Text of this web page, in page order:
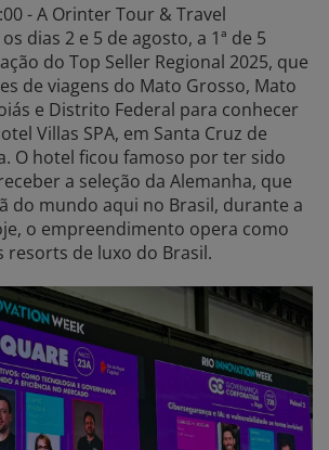
- A Orinter Tour & Travel
dias 2 e 5 de agosto, a 1ª de 5
do Top Seller Regional 2025, que
de viagens do Mato Grosso, Mato
e Distrito Federal para conhecer
Villas SPA, em Santa Cruz de
O hotel ficou famoso por ter sido
a seleção da Alemanha, que
do mundo aqui no Brasil, durante a
o empreendimento opera como
resorts de luxo do Brasil.